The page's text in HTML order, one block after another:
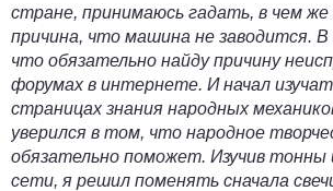
стране, принимаюсь гадать, в чем
причина, что машина не заводится.
что обязательно найду причину
форумах в интернете. И начал
страницах знания народных
уверился в том, что народное
обязательно поможет. Изучив тонны
сети, я решил поменять сначала